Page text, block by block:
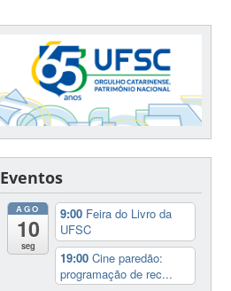
Eventos
AGO
10
seg
9:00 Feira do Livro da
UFSC
19:00Cine paredão:
programação de rec...